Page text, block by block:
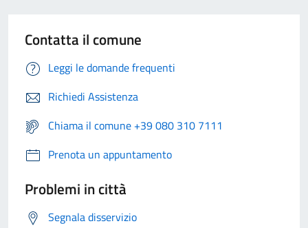
Contatta il comune
Leggi le domande frequenti
Richiedi Assistenza
Chiama il comune +39 080 310 7111
Prenota un appuntamento
Problemi in città
Segnala disservizio